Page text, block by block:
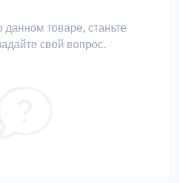
данном товаре, станьте
свой вопрос.